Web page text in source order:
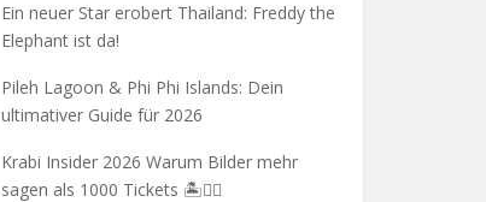
Ein neuer Star erobert Thailand: Freddy the
Elephant ist da!
Pileh Lagoon & Phi Phi Islands: Dein
ultimativer Guide für 2026
Krabi Insider 2026 Warum Bilder mehr
sagen als 1000 Tickets 🏝️🧗‍♂️